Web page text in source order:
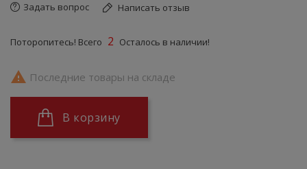
Задать вопрос Написать отзыв
Поторопитесь! Всего 2 Осталось в наличии!
 Последние товары на складе
В корзину